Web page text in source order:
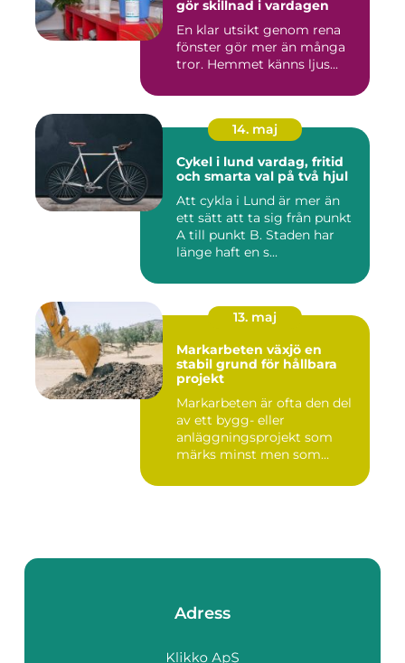
gör skillnad i vardagen
En klar utsikt genom rena
fönster gör mer än många
tror. Hemmet känns ljus...
14. maj
Cykel i lund vardag, fritid
och smarta val på två hjul
Att cykla i Lund är mer än
ett sätt att ta sig från punkt
A till punkt B. Staden har
länge haft en s...
13. maj
Markarbeten växjö en
stabil grund för hållbara
projekt
Markarbeten är ofta den del
av ett bygg- eller
anläggningsprojekt som
märks minst men som
Adress